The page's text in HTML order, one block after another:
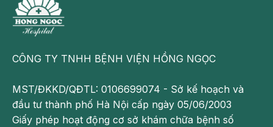
Tại Hà Nội,
được nhiều bệnh nhân đánh giá cao cả
về chất lượng chuyên môn lẫn chất lượng dịch vụ.
được hưởng dịch vụ y tế chất lượng cao với nhiều ưu
điểm vượt trội.
CÔNG TY TNHH BỆNH VIỆN HỒNG NGỌC
MST/ĐKKD/QĐTL: 0106699074 - Sở kế hoạch và
đầu tư thành phố Hà Nội cấp ngày 05/06/2003
Giấy phép hoạt động cơ sở khám chữa bệnh số